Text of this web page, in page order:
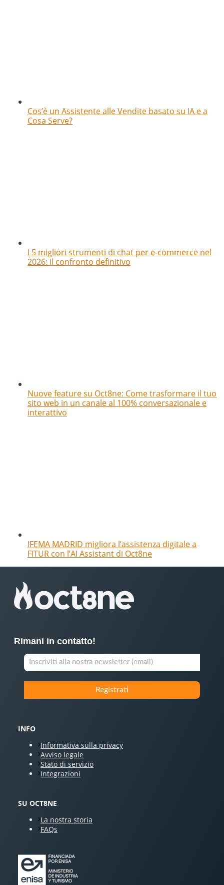
Cos’è un Assistente alle Vendite basato su IA e a
Cosa Serve?
I 5 migliori strumenti di chat per e-commerce nel
2026: Il confronto definitivo
Nuove feature su Oct8ne: Come trasformare il tuo
sito web in un canale al 100% conversazionale e
interattivo
IFEMA MADRID migliora l’assistenza digitale a
FITUR con l’AI Assistant di Oct8ne
Rimani in contatto!
INFO
Informativa sulla privacy
Avviso legale
Stato di servizio
Integrazioni
SU OCT8NE
La nostra storia
FAQs